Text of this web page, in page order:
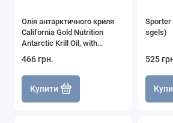
Олія антарктичного криля
California Gold Nutrition
Antarctic Krill Oil, with
Softgels (Strawberry &
Lemon) California Gold
Nutrition
466 грн.
Купити
Sporter
sgels)
525